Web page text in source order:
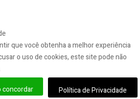
que você obtenha a melhor experiência
o uso de cookies, este site pode não
concordar
Política de Privacidade